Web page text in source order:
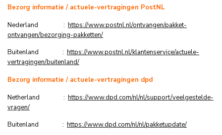
Bezorg informatie / actuele-vertragingen PostNL
Nederland : https://www.postnl.nl/ontvangen/pakket-
ontvangen/bezorging-pakketten/
Buitenland : https://www.postnl.nl/klantenservice/actuele-
vertragingen/buitenland/
Bezorg informatie / actuele-vertragingen dpd
Netherland : https://www.dpd.com/nl/nl/support/veelgestelde-
vragen/
Buitenland : https://www.dpd.com/nl/nl/pakketupdate/